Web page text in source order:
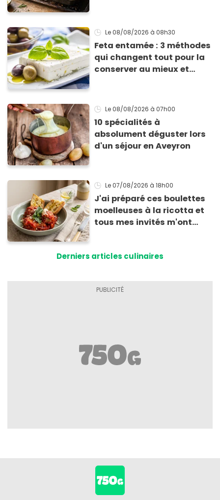
Le 08/08/2026 à 08h30
Feta entamée : 3 méthodes
qui changent tout pour la
conserver au mieux et
Le 08/08/2026 à 07h00
10 spécialités à
absolument déguster lors
d'un séjour en Aveyron
Le 07/08/2026 à 18h00
J'ai préparé ces boulettes
moelleuses à la ricotta et
tous mes invités m'ont
Derniers articles culinaires